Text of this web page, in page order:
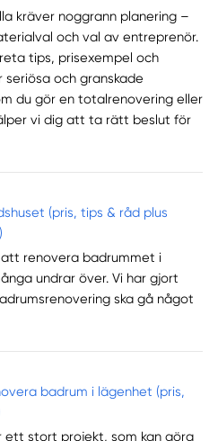
kräver noggrann planering –
och val av entreprenör.
tips, prisexempel och
och granskade
du gör en totalrenovering eller
vi dig att ta rätt beslut för
(pris, tips & råd plus
renovera badrummet i
undrar över. Vi har gjort
ska gå något
badrum i lägenhet (pris,
stort projekt, som kan göra